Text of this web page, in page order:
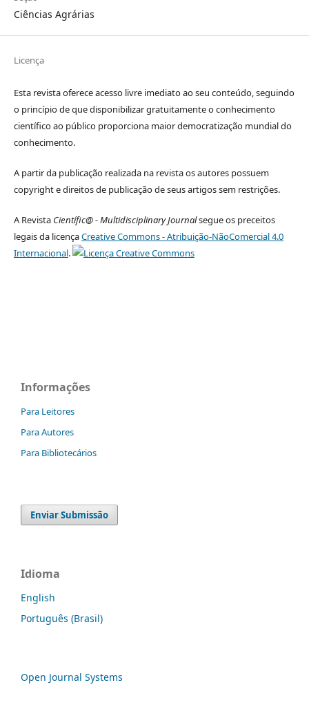
Ciências Agrárias
Licença
Esta revista oferece acesso livre imediato ao seu conteúdo, seguindo
o princípio de que disponibilizar gratuitamente o conhecimento
científico ao público proporciona maior democratização mundial do
conhecimento.
A partir da publicação realizada na revista os autores possuem
copyright e direitos de publicação de seus artigos sem restrições.
A Revista Científic@ - Multidisciplinary Journalsegue os preceitos
legais da licençaCreative Commons - Atribuição-NãoComercial 4.0
Internacional.
Informações
Para Leitores
Para Autores
Para Bibliotecários
Enviar Submissão
Idioma
English
Português (Brasil)
Open Journal Systems